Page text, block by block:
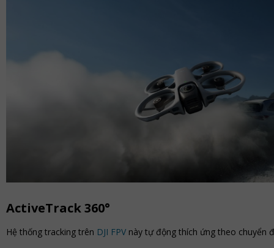
ActiveTrack 360°
Hệ thống tracking trên DJI FPV này tự động thích ứng theo chuyển